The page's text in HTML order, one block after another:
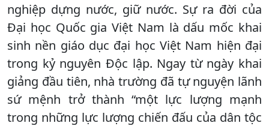
nghiệp dựng nước, giữ nước. Sự ra đời của
Đại học Quốc gia Việt Nam là dấu mốc khai
sinh nền giáo dục đại học Việt Nam hiện đại
trong kỷ nguyên Độc lập. Ngay từ ngày khai
giảng đầu tiên, nhà trường đã tự nguyện lãnh
sứ mệnh trở thành “một lực lượng mạnh
trong những lực lượng chiến đấu của dân tộc